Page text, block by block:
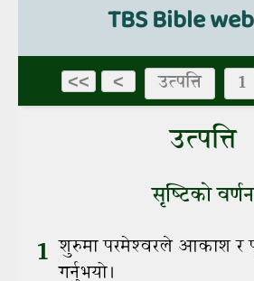
TBS Bible